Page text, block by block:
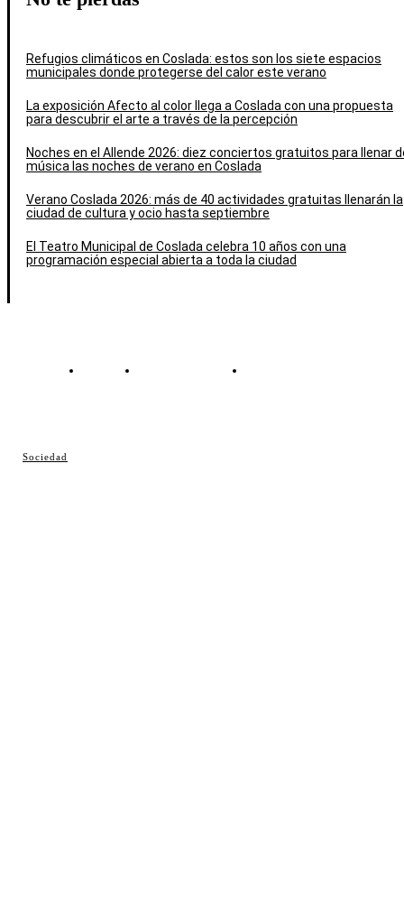
Sociedad
Refugios climáticos en Coslada: estos son los siete espacios
municipales donde protegerse del calor este verano
La exposición Afecto al color llega a Coslada con una propuesta
para descubrir el arte a través de la percepción
Noches en el Allende 2026: diez conciertos gratuitos para llenar
música las noches de verano en Coslada
Verano Coslada 2026: más de 40 actividades gratuitas llenarán la
ciudad de cultura y ocio hasta septiembre
El Teatro Municipal de Coslada celebra 10 años con una
programación especial abierta a toda la ciudad
Contacto Política de cookies